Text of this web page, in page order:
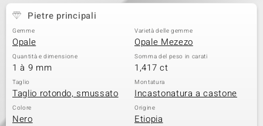
Pietre principali
Gemme
Opale
Varietà delle gemme
Opale Mezezo
Quantità e dimensione
1 à 9 mm
Somma del peso in carati
1,417 ct
Taglio
Taglio rotondo, smussato
Montatura
Incastonatura a castone
Colore
Nero
Origine
Etiopia